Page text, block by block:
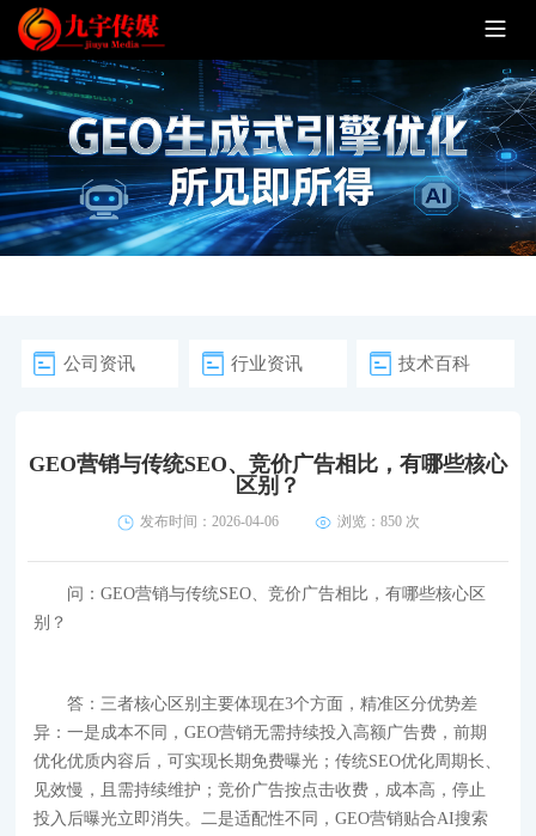
公司资讯 行业资讯 技术百科
GEO营销与传统SEO、竞价广告相比，有哪些核心
区别？
发布时间：2026-04-06 浏览： 850 次
问：GEO营销与传统SEO、竞价广告相比，有哪些核心区
别？
答：三者核心区别主要体现在3个方面，精准区分优势差
异：一是成本不同，GEO营销无需持续投入高额广告费，前期
优化优质内容后，可实现长期免费曝光；传统SEO优化周期长、
见效慢，且需持续维护；竞价广告按点击收费，成本高，停止
投入后曝光立即消失。二是适配性不同，GEO营销贴合AI搜索